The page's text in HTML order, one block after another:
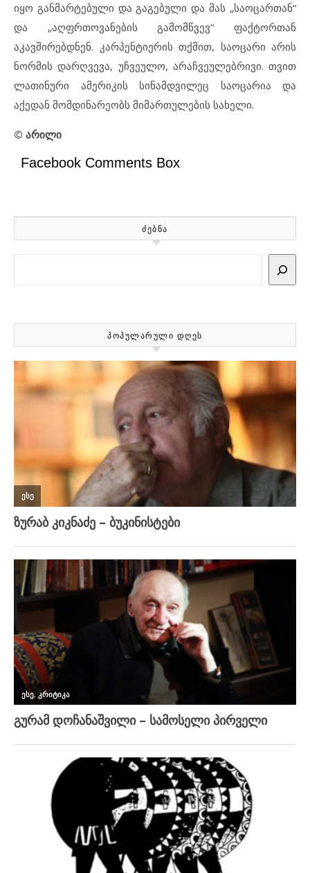
იყო განმარტებული და გაგებული და მას „საოცართან“
და „აღფრთოვანების გამომწვევ“ ფაქტორთან
აკავშირებდნენ. კარპენტიერის თქმით, საოცარი არის
ნორმის დარღვევა, უჩვეულო, არაჩვეულებრივი. თვით
ლათინური ამერიკის სინამდვილეც საოცარია და
აქედან მომდინარეობს მიმართულების სახელი.
© არილი
Facebook Comments Box
ᲫᲔᲑᲜᲐ
ᲞᲝᲞᲣᲚᲐᲠᲣᲚᲘ ᲓᲦᲔᲡ